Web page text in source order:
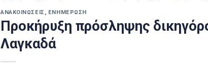
ΑΝΑΚΟΙΝΏΣΕΙΣ , ΕΝΗΜΈΡΩΣΗ
Προκήρυξη πρόσληψης
Λαγκαδά